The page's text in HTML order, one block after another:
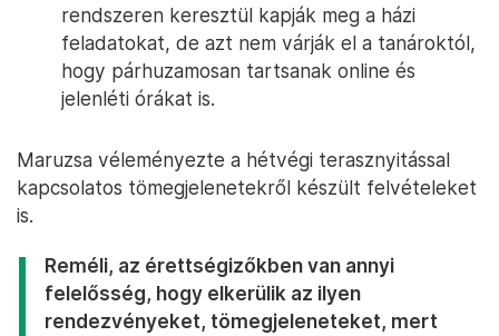
rendszeren keresztül kapják meg a házi
feladatokat, de azt nem várják el a tanároktól,
hogy párhuzamosan tartsanak online és
jelenléti órákat is.
Maruzsa véleményezte a hétvégi terasznyitással
kapcsolatos tömegjelenetekről készült felvételeket
is.
Reméli, az érettségizőkben van annyi
felelősség, hogy elkerülik az ilyen
rendezvényeket, tömegjeleneteket, mert